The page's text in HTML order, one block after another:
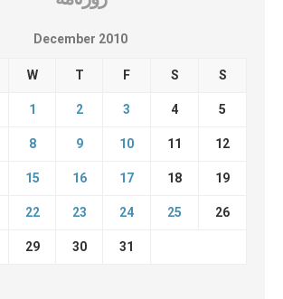
December 2010
W T F S S
1 2 3 4 5
8 9 10 11 12
15 16 17 18 19
22 23 24 25 26
29 30 31